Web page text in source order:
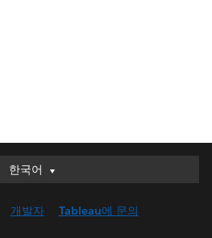
한국어
한국어
English (UK)
개발자 Tableau에 문의